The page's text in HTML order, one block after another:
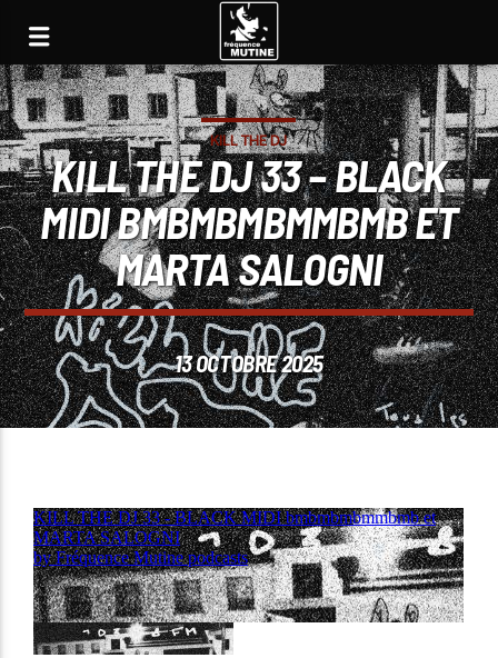
KILL THE DJ
KILL THE DJ 33 – BLACK
MIDI BMBMBMBMMBMB ET
MARTA SALOGNI
13 OCTOBRE 2025